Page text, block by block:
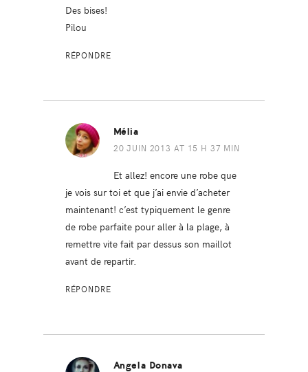
Des bises!
Pilou
RÉPONDRE
Mélia
20 JUIN 2013 AT 15 H 37 MIN
Et allez! encore une robe que
je vois sur toi et que j’ai envie d’acheter
maintenant! c’est typiquement le genre
de robe parfaite pour aller à la plage, à
remettre vite fait par dessus son maillot
avant de repartir.
RÉPONDRE
Angela Donava